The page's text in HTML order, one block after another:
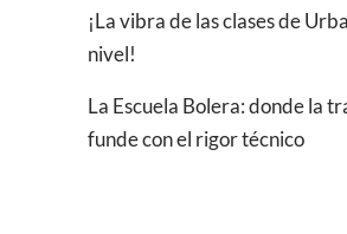
¡La vibra de las clases de
nivel!
La Escuela Bolera: donde la
funde con el rigor técnico